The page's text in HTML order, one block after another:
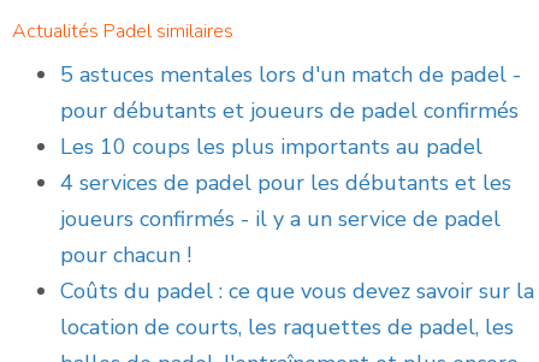
Actualités Padel similaires
5 astuces mentales lors d'un match de padel -
pour débutants et joueurs de padel confirmés
Les 10 coups les plus importants au padel
4 services de padel pour les débutants et les
joueurs confirmés - il y a un service de padel
pour chacun !
Coûts du padel : ce que vous devez savoir sur la
location de courts, les raquettes de padel, les